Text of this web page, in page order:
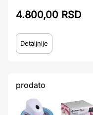
4.800,00 RSD
Detaljnije
prodato